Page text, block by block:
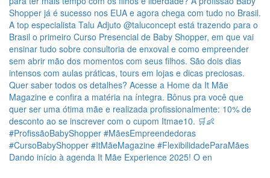
Dando início à agenda It Mãe Experience 2025! O en